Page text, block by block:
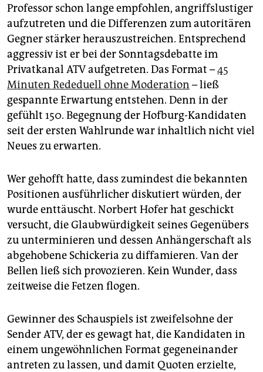
Professor schon lange empfohlen, angriffslustiger
aufzutreten und die Differenzen zum autoritären
Gegner stärker herauszustreichen. Entsprechend
aggressiv ist er bei der Sonntagsdebatte im
Privatkanal ATV aufgetreten. Das Format –45
Minuten Rededuell ohne Moderation – ließ
gespannte Erwartung entstehen. Denn in der
gefühlt 150. Begegnung der Hofburg-Kandidaten
seit der ersten Wahlrunde war inhaltlich nicht viel
Neues zu erwarten.
Wer gehofft hatte, dass zumindest die bekannten
Positionen ausführlicher diskutiert würden, der
wurde enttäuscht. Norbert Hofer hat geschickt
versucht, die Glaubwürdigkeit seines Gegenübers
zu unterminieren und dessen Anhängerschaft als
abgehobene Schickeria zu diffamieren. Van der
Bellen ließ sich provozieren. Kein Wunder, dass
zeitweise die Fetzen flogen.
Gewinner des Schauspiels ist zweifelsohne der
Sender ATV, der es gewagt hat, die Kandidaten in
einem ungewöhnlichen Format gegeneinander
antreten zu lassen, und damit Quoten erzielte,